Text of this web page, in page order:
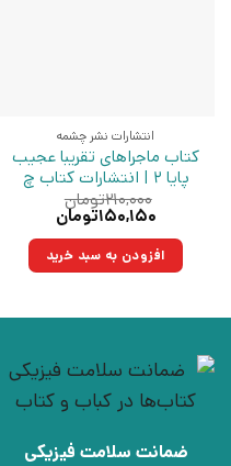
انتشارات نشر چشمه
کتاب ماجراهای تقریبا عجیب
پایا 2 | انتشارات کتاب چ
۲۱۰,۰۰۰تومان
قیمت
۲۱۰,۰۰۰تومان
بود.
۱۵۰,۱۵۰تومان
۱۵۰,۱۵۰تومان.افزودن به سبد خرید
ضمانت سلامت فیزیکی